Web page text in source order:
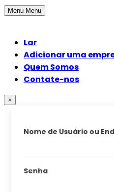
Menu Menu
Lar
Adicionar uma
Quem Somos
Contate-nos
×
Nome de Usuário ou
Senha